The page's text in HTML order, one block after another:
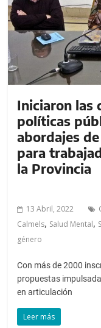
Iniciaron las
políticas
abordajes
para
la Provincia
13 Abril, 2022
Calmels, Salud Mental,
género
Con más de 2000
propuestas
en articulación
Leer más